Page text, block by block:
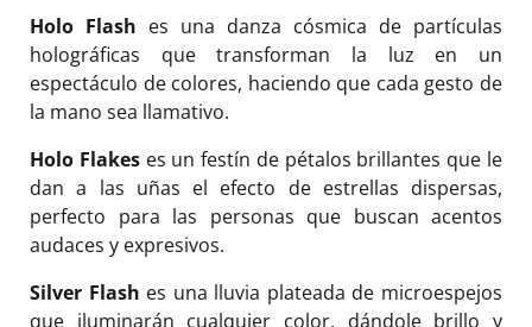
Holo Flash es una danza cósmica de partículas
holográficas que transforman la luz en un
espectáculo de colores, haciendo que cada gesto de
la mano sea llamativo.
Holo Flakes es un festín de pétalos brillantes que le
dan a las uñas el efecto de estrellas dispersas,
perfecto para las personas que buscan acentos
audaces y expresivos.
Silver Flash es una lluvia plateada de microespejos
que iluminarán cualquier color, dándole brillo y